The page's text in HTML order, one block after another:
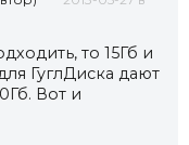
то 15Гб и
ГуглДиска дают
Вот и